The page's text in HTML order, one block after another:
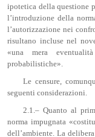
ipotetica della questione
l’introduzione della
l’autorizzazione nei
risultano incluse nel
«una mera
probabilistiche».
Le censure,
seguenti considerazioni.
2.1.– Quanto al
norma impugnata
dell’ambiente. La